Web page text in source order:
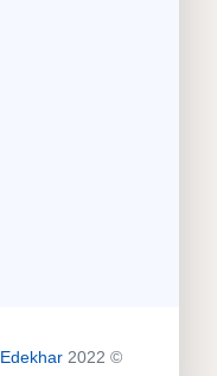
© 2022
Edekhar